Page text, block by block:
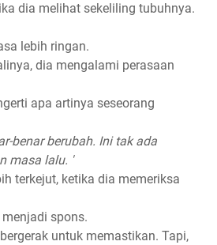
dia melihat sekeliling tubuhnya.
lebih ringan.
dia mengalami perasaan
apa artinya seseorang
benar berubah. Ini tak ada
masa lalu. '
terkejut, ketika dia memeriksa
spons.
untuk memastikan. Tapi,